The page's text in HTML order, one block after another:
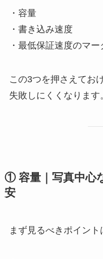
・容量
・書き込み速度
・最低保証速度のマー
この3つを押さえてお
失敗しにくくなります
① 容量｜写真中心
安
まず見るべきポイント